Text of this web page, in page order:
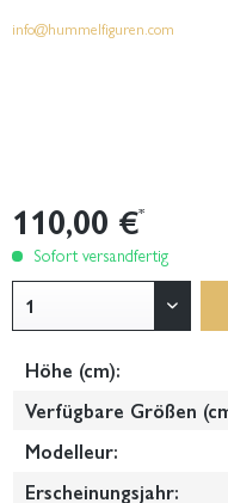
info@hummelfiguren.com
110,00 €*
Sofort versandfertig
Höhe (cm):
Verfügbare Größen
Modelleur:
Erscheinungsjahr: